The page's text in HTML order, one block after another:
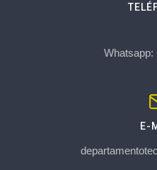
Whatsapp:
E-